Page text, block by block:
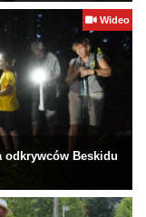
Wideo
odkrywców Beskidu